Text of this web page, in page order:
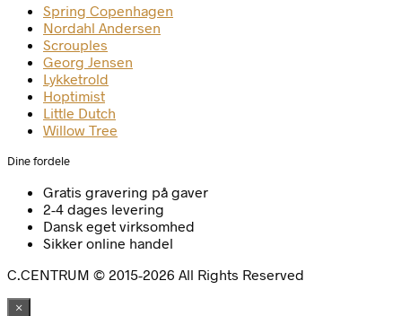
Spring Copenhagen
Nordahl Andersen
Scrouples
Georg Jensen
Lykketrold
Hoptimist
Little Dutch
Willow Tree
Dine fordele
Gratis gravering på gaver
2-4 dages levering
Dansk eget virksomhed
Sikker online handel
C.CENTRUM © 2015-2026 All Rights Reserved
×